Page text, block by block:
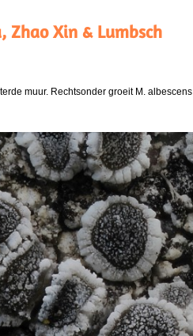
Xin & Lumbsch
muur. Rechtsonder groeit M. albescens